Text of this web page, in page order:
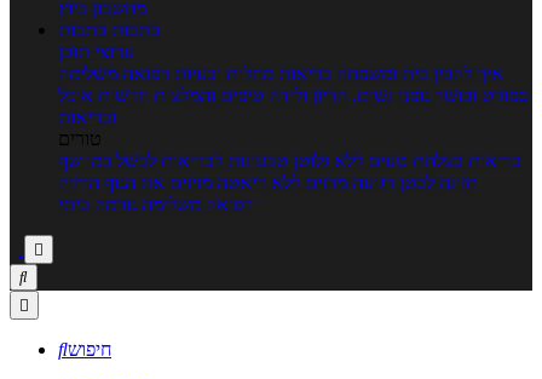
מחשבון ביוץ
כתבות כתבות
ערוצי תוכן
איך להכין בית ומשפחה בריאות מחלות ובעיות רפואה משלימה
ספורט וכושר גופני נשים, הריון ולידה טיפים והמלצות חדשות אוכל
ובריאות
טורים
בריאות בצלחת טעים ללא גלוטן טבעונות לבריאות לבשל כמו שף
תזונה לבטן רגועה מרזים ללא דיאטה מזיזים את הגוף הרזיה
ורפואה משלימה גורמה ביתי



חיפוש